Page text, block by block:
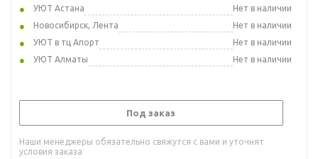
УЮТ Астана
Нет в наличии
Новосибирск, Лента
Нет в наличии
УЮТ в тц Апорт
Нет в наличии
УЮТ Алматы
Нет в наличии
Под заказ
Наши менеджеры обязательно свяжутся с вами и уточнят
условия заказа